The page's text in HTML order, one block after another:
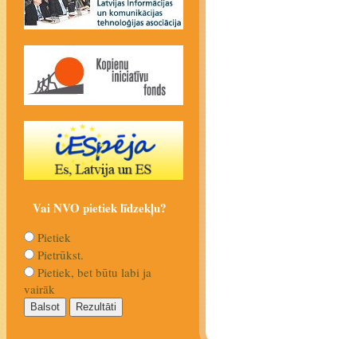
Vai NVO pietiek līdzekļu?
Pietiek
Pietrūkst.
Pietiek, bet būtu labi ja
vairāk